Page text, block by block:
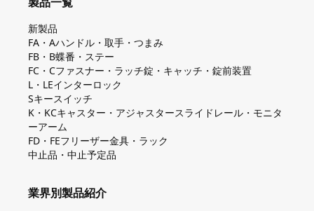
新製品
FA・Aハンドル・取手・つまみ
FB・B蝶番・ステー
FC・Cファスナー・ラッチ錠・キャッチ・錠前装置
L・LEインターロック
Sキースイッチ
K・KCキャスター・アジャスタースライドレール・モニタ
ーアーム
FD・FEフリーザー金具・ラック
中止品・中止予定品
業界別製品紹介